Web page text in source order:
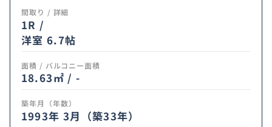
間取り / 詳細
1R /
洋室 6.7帖
面積 / バルコニー面積
18.63㎡ / -
築年月（年数）
1993年 3月（築33年）